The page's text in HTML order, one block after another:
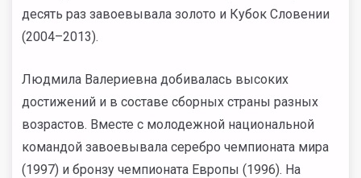
десять раз завоевывала золото и Кубок Словении
(2004–2013).
Людмила Валериевна добивалась высоких
достижений и в составе сборных страны разных
возрастов. Вместе с молодежной национальной
командой завоевывала серебро чемпионата мира
(1997) и бронзу чемпионата Европы (1996). На